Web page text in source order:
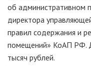
об административном
директора
правил содержания и
помещений» КоАП РФ.
тысяч рублей.